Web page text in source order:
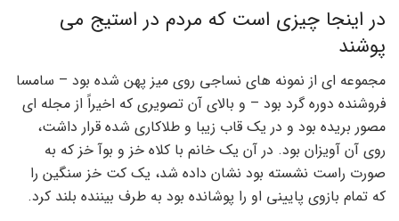
در اینجا چیزی است که مردم در استیج می
پوشند
مجموعه ای از نمونه های نساجی روی میز پهن شده بود – سامسا
فروشنده دوره گرد بود – و بالای آن تصویری که اخیراً از مجله ای
مصور بریده بود و در یک قاب زیبا و طلاکاری شده قرار داشت،
روی آن آویزان بود. در آن یک خانم با کلاه خز و بوآ خز که به
صورت راست نشسته بود نشان داده شد، یک کت خز سنگین را
که تمام بازوی پایینی او را پوشانده بود به طرف بیننده بلند کرد.